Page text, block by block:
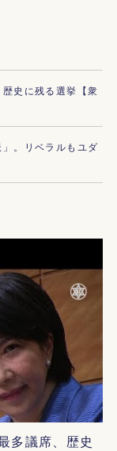
史に残る選挙【衆
。リベラルもユダ
多議席、歴史